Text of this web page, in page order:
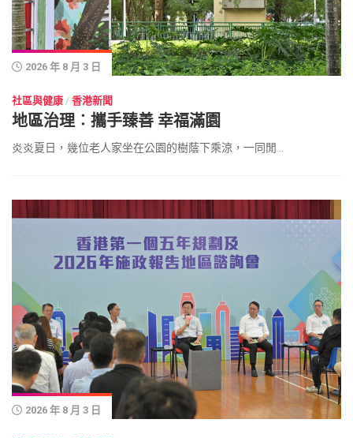
2026 年 8 月 3 日
社區與健康 / 香港新聞
地區治理︰攜手臻善 幸福滿園
炎炎夏日，幾位老人家坐在公園的樹蔭下乘涼，一同閒...
2026 年 8 月 3 日